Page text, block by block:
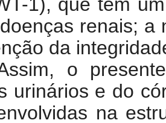
renais;
da
o
urinários e do
na